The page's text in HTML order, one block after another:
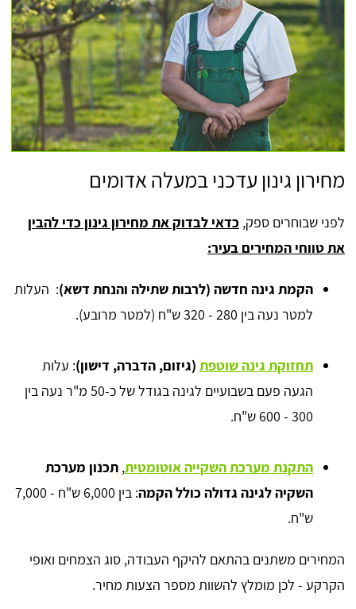
מחירון גינון עדכני במעלה אדומים
לפני שבוחרים ספק, כדאי לבדוק את מחירון גינון כדי להבין
את טווחי המחירים בעיר:
הקמת גינה חדשה (לרבות שתילה והנחת דשא): העלות
למטר נעה בין 280 - 320 ש"ח (למטר מרובע).
תחזוקת גינה שוטפת (גיזום, הדברה, דישון): עלות
הגעה פעם בשבועיים לגינה בגודל של כ-50 מ"ר נעה בין
300 - 600 ש"ח.
התקנת מערכת השקייה אוטומטית, תכנון מערכת
השקיה לגינה גדולה כולל הקמה
: בין 6,000 ש"ח - 7,000
ש"ח.
המחירים משתנים בהתאם להיקף העבודה, סוג הצמחים ואופי
הקרקע - לכן מומלץ להשוות מספר הצעות מחיר.